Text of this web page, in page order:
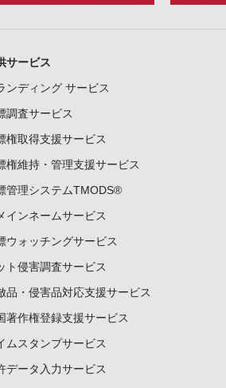
サービス
ンディング サービス
調査サービス
権取得支援サービス
権維持・管理支援サービス
管理システムTMODS®
インネームサービス
ウォッチングサービス
ト侵害調査サービス
品・侵害品対応支援サービス
著作権登録支援サービス
ムスタンプサービス
データ入力サービス